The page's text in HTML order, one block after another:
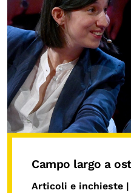
Campo largo a
Articoli e inchieste |